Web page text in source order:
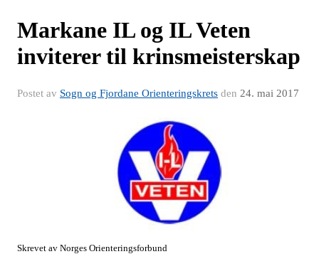
Markane IL og IL Veten
inviterer til krinsmeisterskap
Postet av Sogn og Fjordane Orienteringskrets den 24. mai 2017
Skrevet av Norges Orienteringsforbund